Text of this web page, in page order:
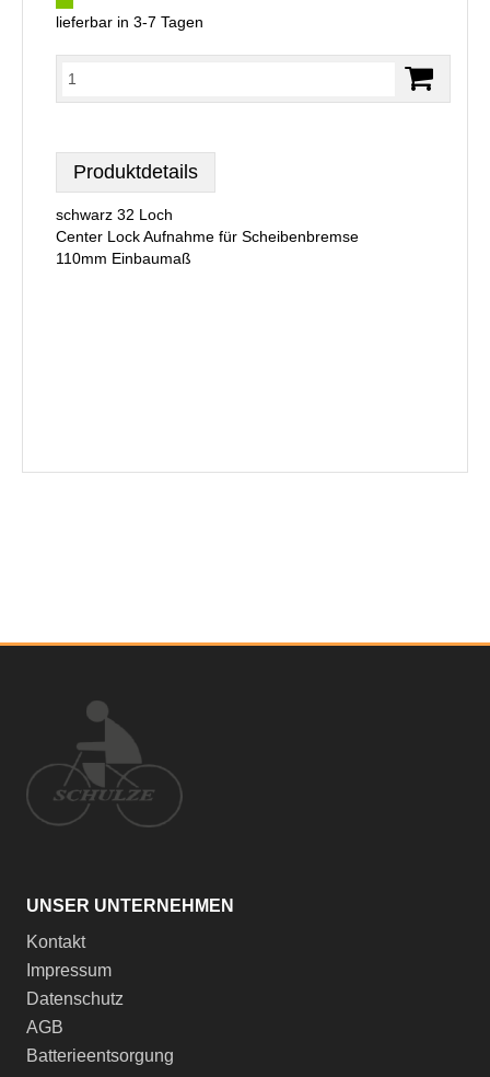
lieferbar in 3-7 Tagen
Produktdetails
schwarz 32 Loch
Center Lock Aufnahme für Scheibenbremse
110mm Einbaumaß
UNSER UNTERNEHMEN
Kontakt
Impressum
Datenschutz
AGB
Batterieentsorgung